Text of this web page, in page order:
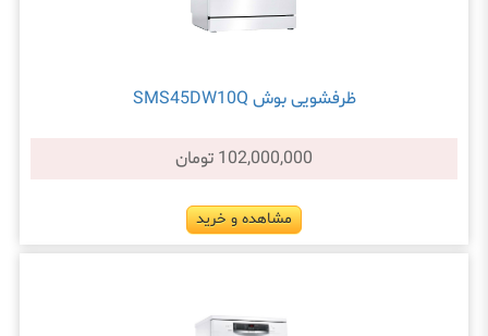
ظرفشویی بوش SMS45DW10Q
102,000,000 تومان
مشاهده و خرید